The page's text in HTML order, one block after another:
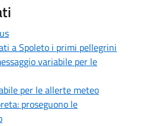
a Spoleto i primi pellegrini
variabile per le
per le allerte meteo
proseguono le